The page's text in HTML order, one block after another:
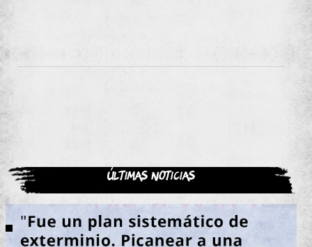
Últimas noticias